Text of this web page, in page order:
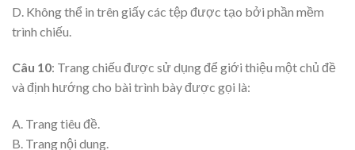
D. Không thể in trên giấy các tệp được tạo bởi phần mềm
trình chiếu.
Câu 10: Trang chiếu được sử dụng để giới thiệu một chủ đề
và định hướng cho bài trình bày được gọi là:
A. Trang tiêu đề.
B. Trang nội dung.